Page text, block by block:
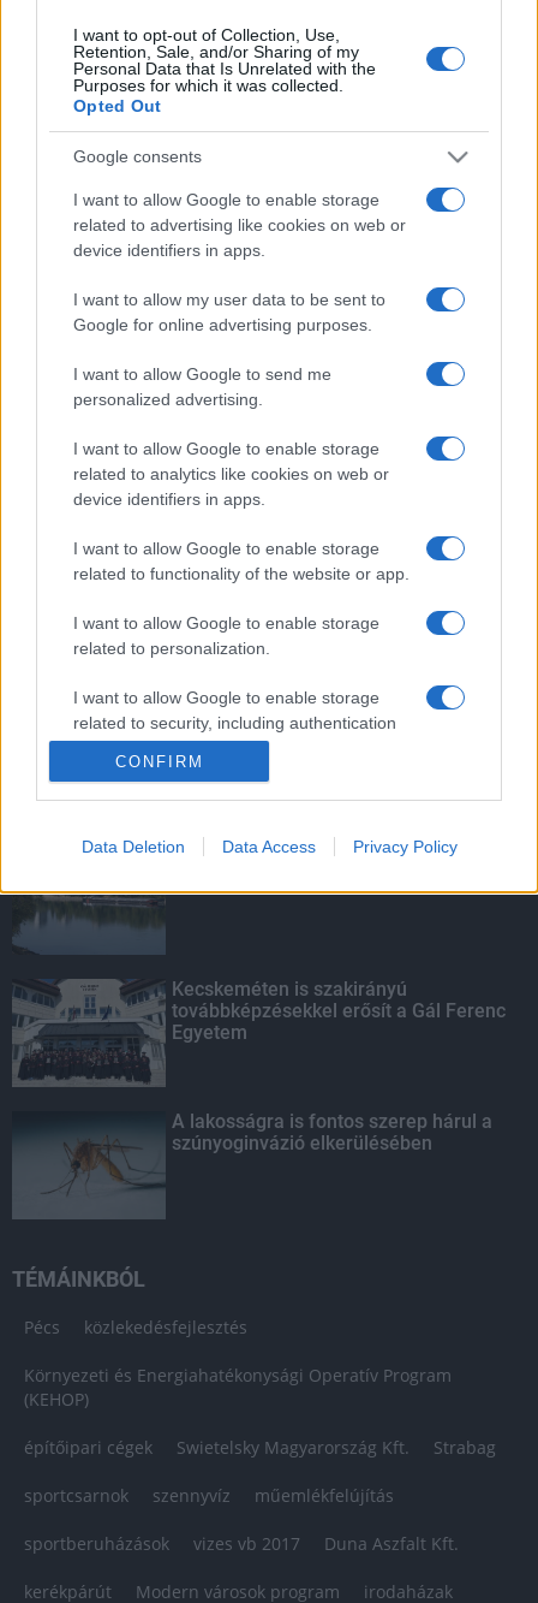
I want to opt-out of Collection, Use,
Retention, Sale, and/or Sharing of my
Personal Data that Is Unrelated with the
Purposes for which it was collected.
Opted Out
Google consents
I want to allow Google to enable storage
related to advertising like cookies on web or
device identifiers in apps.
I want to allow my user data to be sent to
Google for online advertising purposes.
I want to allow Google to send me
personalized advertising.
I want to allow Google to enable storage
related to analytics like cookies on web or
device identifiers in apps.
I want to allow Google to enable storage
related to functionality of the website or app.
I want to allow Google to enable storage
related to personalization.
I want to allow Google to enable storage
related to security, including authentication
functionality and fraud prevention, and other
user protection.
CONFIRM
Data Deletion Data Access Privacy Policy
HÍRDETÉS
HÍRDETÉS
LEGOLVASOTTABB
Nem az üres, hanem az okosan működő
épület energiatakarékos
életmű-kiállítása a Múzeum Galériában
Teliholdas Éjszakai Erdőfürdő
Megérkezett az eső a Duna
Kecskeméten is szakirányú
továbbképzésekkel erősít a Gál Ferenc
Egyetem
A lakosságra is fontos szerep hárul a
szúnyoginvázió elkerülésében
TÉMÁINKBÓL
Pécs közlekedésfejlesztés
Környezeti és Energiahatékonysági Operatív Program
(KEHOP)
építőipari cégek Swietelsky Magyarország Kft. Strabag
sportcsarnok szennyvíz műemlékfelújítás
sportberuházások vizes vb 2017 Duna Aszfalt Kft.
kerékpárút Modern városok program irodaházak